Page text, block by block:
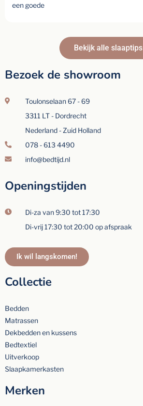
een goede
Bekijk alle slaaptips
Bezoek de showroom
Toulonselaan 67 - 69
3311 LT - Dordrecht
Nederland - Zuid Holland
078 - 613 4490
info@bedtijd.nl
Openingstijden
Di-za van 9:30 tot 17:30
Di-vrij 17:30 tot 20:00 op afspraak
Ik wil langskomen!
Collectie
Bedden
Matrassen
Dekbedden en kussens
Bedtextiel
Uitverkoop
Slaapkamerkasten
Merken